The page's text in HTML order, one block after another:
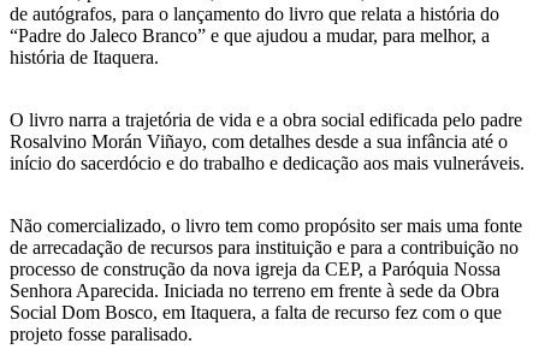
de autógrafos, para o lançamento do livro que relata a história do
“Padre do Jaleco Branco” e que ajudou a mudar, para melhor, a
história de Itaquera.
O livro narra a trajetória de vida e a obra social edificada pelo padre
Rosalvino Morán Viñayo, com detalhes desde a sua infância até o
início do sacerdócio e do trabalho e dedicação aos mais vulneráveis.
Não comercializado, o livro tem como propósito ser mais uma fonte
de arrecadação de recursos para instituição e para a contribuição no
processo de construção da nova igreja da CEP, a Paróquia Nossa
Senhora Aparecida. Iniciada no terreno em frente à sede da Obra
Social Dom Bosco, em Itaquera, a falta de recurso fez com o que
projeto fosse paralisado.